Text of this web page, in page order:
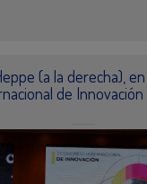
(a la derecha),
de